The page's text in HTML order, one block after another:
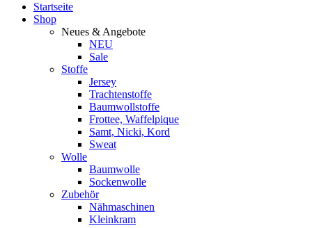
Startseite
Shop
Neues & Angebote
NEU
Sale
Stoffe
Jersey
Trachtenstoffe
Baumwollstoffe
Frottee, Waffelpique
Samt, Nicki, Kord
Sweat
Wolle
Baumwolle
Sockenwolle
Zubehör
Nähmaschinen
Kleinkram